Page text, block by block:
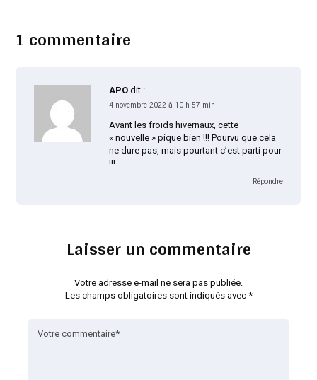
1 commentaire
APO dit :
4 novembre 2022 à 10 h 57 min
Avant les froids hivernaux, cette
« nouvelle » pique bien !!! Pourvu que cela
ne dure pas, mais pourtant c’est parti pour
!!!
Répondre
Laisser un commentaire
Votre adresse e-mail ne sera pas publiée.
Les champs obligatoires sont indiqués avec *